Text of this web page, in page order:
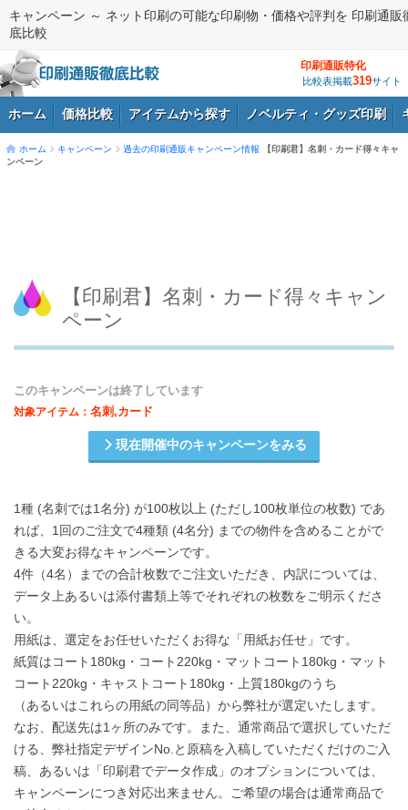
キャンペーン ～ ネット印刷の可能な印刷物・価格や評判を 印刷通販
底比較
印刷通販特化
比較表掲載319サイト
ホーム 価格比較 アイテムから探す ノベルティ・グッズ印刷
ホーム キャンペーン 過去の印刷通販キャンペーン情報
【印刷君】名刺・カード得々キャ
ンペーン
【印刷君】名刺・カード得々キャン
ペーン
このキャンペーンは終了しています
対象アイテム： 名刺,カード
現在開催中のキャンペーンをみる
1種 (名刺では1名分) が100枚以上 (ただし100枚単位の枚数) であ
れば、1回のご注文で4種類 (4名分) までの物件を含めることがで
きる大変お得なキャンペーンです。
4件（4名）までの合計枚数でご注文いただき、内訳については、
データ上あるいは添付書類上等でそれぞれの枚数をご明示くださ
い。
用紙は、選定をお任せいただくお得な「用紙お任せ」です。
紙質はコート180kg・コート220kg・マットコート180kg・マット
コート220kg・キャストコート180kg・上質180kgのうち
（あるいはこれらの用紙の同等品）から弊社が選定いたします。
なお、配送先は1ヶ所のみです。また、通常商品で選択していただ
ける、弊社指定デザインNo.と原稿を入稿していただくだけのご入
稿、あるいは「印刷君でデータ作成」のオプションについては、
キャンペーンにつき対応出来ません。ご希望の場合は通常商品で